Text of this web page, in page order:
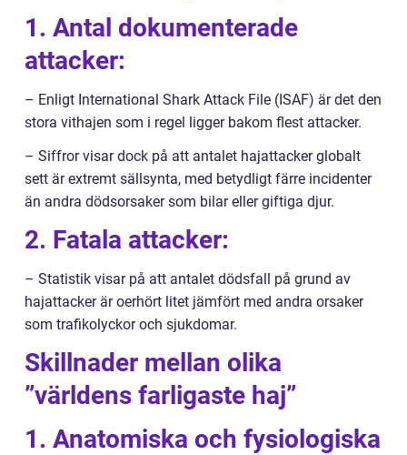
1. Antal dokumenterade
attacker:
– Enligt International Shark Attack File (ISAF) är det den
stora vithajen som i regel ligger bakom flest attacker.
– Siffror visar dock på att antalet hajattacker globalt
sett är extremt sällsynta, med betydligt färre incidenter
än andra dödsorsaker som bilar eller giftiga djur.
2. Fatala attacker:
– Statistik visar på att antalet dödsfall på grund av
hajattacker är oerhört litet jämfört med andra orsaker
som trafikolyckor och sjukdomar.
Skillnader mellan olika
”världens farligaste haj”
1. Anatomiska och fysiologiska